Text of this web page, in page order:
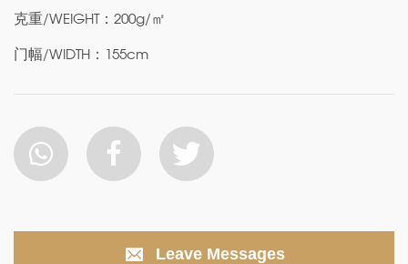
克重/WEIGHT：200g/㎡
门幅/WIDTH：155cm
Leave Messages